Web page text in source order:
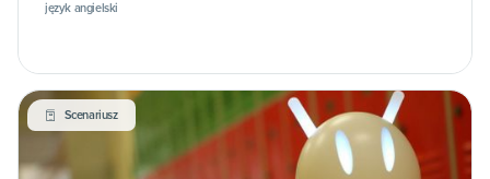
język angielski
Scenariusz